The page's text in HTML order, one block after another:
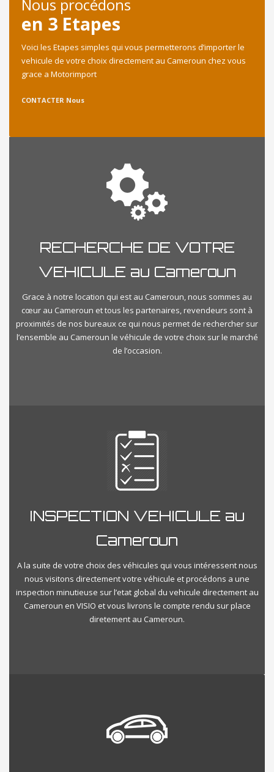
Nous procédons
en 3 Etapes
Voici les Etapes simples qui vous permetterons d’importer le
vehicule de votre choix directement au Cameroun chez vous
grace a Motorimport
CONTACTER Nous
RECHERCHE DE VOTRE
VEHICULE au Cameroun
Grace à notre location qui est au Cameroun, nous sommes au
cœur au Cameroun et tous les partenaires, revendeurs sont à
proximités de nos bureaux ce qui nous permet de rechercher sur
l’ensemble au Cameroun le véhicule de votre choix sur le marché
de l’occasion.
INSPECTION VEHICULE au
Cameroun
A la suite de votre choix des véhicules qui vous intéressent nous
nous visitons directement votre véhicule et procédons a une
inspection minutieuse sur l’etat global du vehicule directement au
Cameroun en VISIO et vous livrons le compte rendu sur place
diretement au Cameroun.